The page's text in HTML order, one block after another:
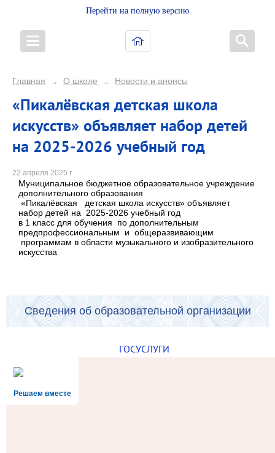
Перейти на полную версию
Главная → О школе → Новости и анонсы
«Пикалёвская детская школа
искусств» объявляет набор детей
на 2025-2026 учебный год
22 апреля 2025 г.
Муниципальное бюджетное образовательное учреждение
дополнительного образования
«Пикалёвская детская школа искусств» объявляет
набор детей на 2025-2026 учебный год
в 1 класс для обучения по дополнительным
предпрофессиональным и общеразвивающим
программам в области музыкального и изобразительного
искусства
Сведения об образовательной организации
ГОСУСЛУГИ
Решаем вместе